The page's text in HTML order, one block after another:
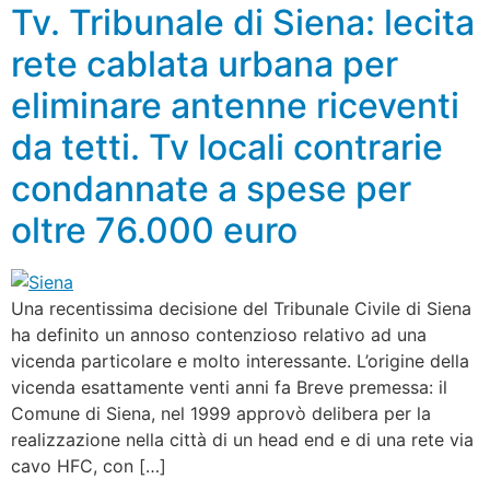
Tv. Tribunale di Siena: lecita
rete cablata urbana per
eliminare antenne riceventi
da tetti. Tv locali contrarie
condannate a spese per
oltre 76.000 euro
Una recentissima decisione del Tribunale Civile di Siena
ha definito un annoso contenzioso relativo ad una
vicenda particolare e molto interessante. L’origine della
vicenda esattamente venti anni fa Breve premessa: il
Comune di Siena, nel 1999 approvò delibera per la
realizzazione nella città di un head end e di una rete via
cavo HFC, con […]